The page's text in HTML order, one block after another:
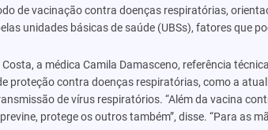
de vacinação contra doenças respiratórias,
unidades básicas de saúde (UBSs), fatores que
a médica Camila Damasceno, referência
proteção contra doenças respiratórias, como a
de vírus respiratórios. “Além da vacina
protege os outros também”, disse. “Para as